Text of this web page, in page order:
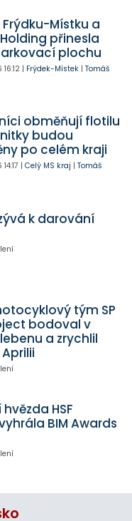
Místku a
přinesla
plochu
16:12| Frýdek-Místek| Tomáš
obměňují flotilu
budou
po celém kraji
14:17 | Celý MS kraj | Tomáš
k darování
tým SP
bodoval v
a zrychlil
HSF
BIM Awards